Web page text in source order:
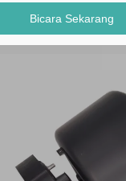
Bicara Sekarang